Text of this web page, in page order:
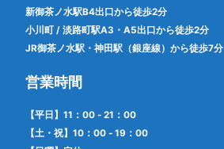
新御茶ノ水駅B4出口から徒歩2分
小川町 / 淡路町駅A3・A5出口から徒歩2分
JR御茶ノ水駅・神田駅（銀座線）から徒歩7分
営業時間
【平日】11：00 - 21：00
【土・祝】10：00 - 19：00